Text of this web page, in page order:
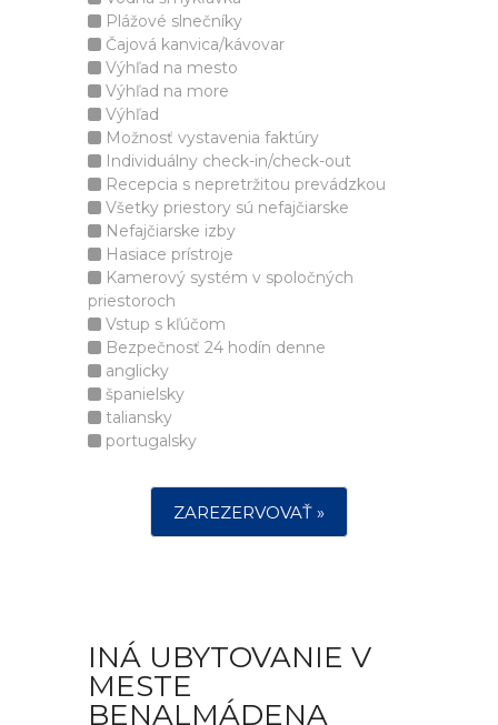
Plážové slnečníky
Čajová kanvica/kávovar
Výhľad na mesto
Výhľad na more
Výhľad
Možnosť vystavenia faktúry
Individuálny check-in/check-out
Recepcia s nepretržitou prevádzkou
Všetky priestory sú nefajčiarske
Nefajčiarske izby
Hasiace prístroje
Kamerový systém v spoločných
priestoroch
Vstup s kľúčom
Bezpečnosť 24 hodín denne
anglicky
španielsky
taliansky
portugalsky
ZAREZERVOVAŤ »
INÁ UBYTOVANIE V
MESTE
BENALMÁDENA